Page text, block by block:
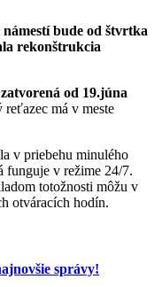
bude od štvrtka
rekonštrukcia
od 19.júna
reťazec má v meste
v priebehu minulého
v režime 24/7.
totožnosti môžu v
otváracích hodín.
správy!